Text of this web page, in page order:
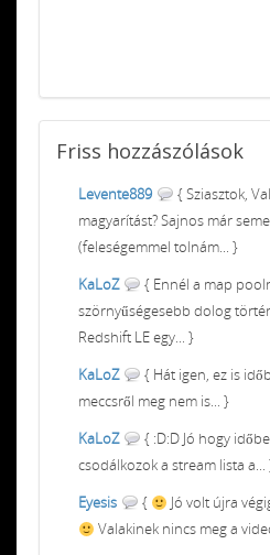
Friss hozzászólások
Levente889
{ Sziasztok,
magyarítást? Sajnos már
(feleségemmel tolnám... }
KaLoZ
{ Ennél a map
szörnyűségesebb dolog
Redshift LE egy... }
KaLoZ
{ Hát igen, ez is
meccsről meg nem is... }
KaLoZ
{ :D:D Jó hogy
csodálkozok a stream lista a...
Eyesis
{
Jó volt újra
Valakinek nincs meg a